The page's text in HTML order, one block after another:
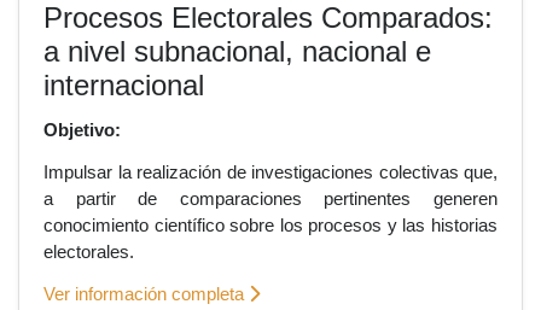
Procesos Electorales Comparados:
a nivel subnacional, nacional e
internacional
Objetivo:
Impulsar la realización de investigaciones colectivas que,
a partir de comparaciones pertinentes generen
conocimiento científico sobre los procesos y las historias
electorales.
Ver información completa